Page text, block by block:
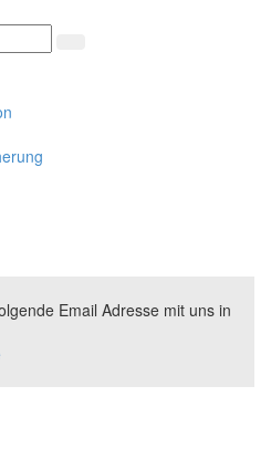
Email Adresse mit uns in